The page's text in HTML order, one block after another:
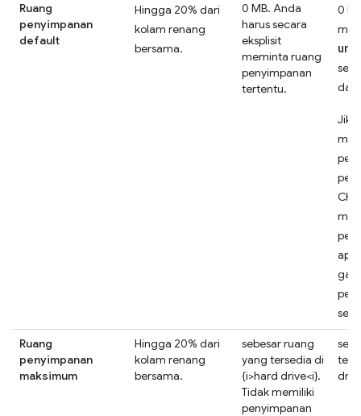
Ruang
penyimpanan
default
Hingga 20% dari
kolam renang
bersama.
0 MB. Anda
harus secara
eksplisit
meminta ruang
penyimpanan
tertentu.
0
Jika
Ruang
penyimpanan
maksimum
Hingga 20% dari
kolam renang
bersama.
sebesar ruang
yang tersedia di
{i>hard drive<i}.
Tidak memiliki
penyimpanan